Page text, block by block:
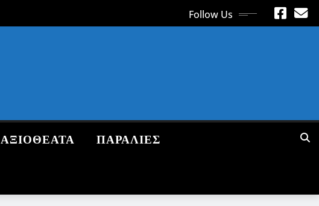
Follow Us
ΑΞΙΟΘΕΑΤΑ ΠΑΡΑΛΙΕΣ